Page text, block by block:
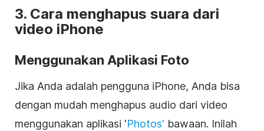
3. Cara menghapus suara dari
video iPhone
Menggunakan Aplikasi Foto
Jika Anda adalah pengguna iPhone, Anda bisa
dengan mudah menghapus audio dari video
menggunakan aplikasi 'Photos' bawaan. Inilah